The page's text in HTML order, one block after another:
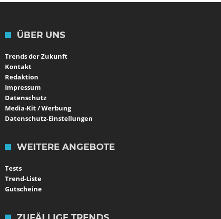
ÜBER UNS
Trends der Zukunft
Kontakt
Redaktion
Impressum
Datenschutz
Media-Kit / Werbung
Datenschutz-Einstellungen
WEITERE ANGEBOTE
Tests
Trend-Liste
Gutscheine